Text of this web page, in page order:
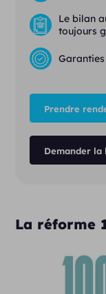
Le bilan
toujours
Prendre
Demander la
La réforme